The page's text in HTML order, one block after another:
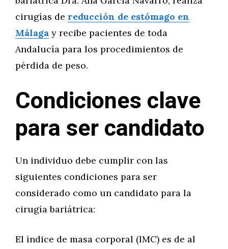
cirugías de reducción de estómago en
Málaga y recibe pacientes de toda
Andalucía para los procedimientos de
pérdida de peso.
Condiciones clave
para ser candidato
Un individuo debe cumplir con las
siguientes condiciones para ser
considerado como un candidato para la
cirugía bariátrica:
El índice de masa corporal (IMC) es de al